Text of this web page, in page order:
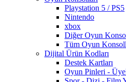
Playstation 5 / PS5
Nintendo
xbox
Diğer Oyun
Tüm Oyun
Dijital Ürün Kodları
Destek Kartları
Oyun Pinleri -